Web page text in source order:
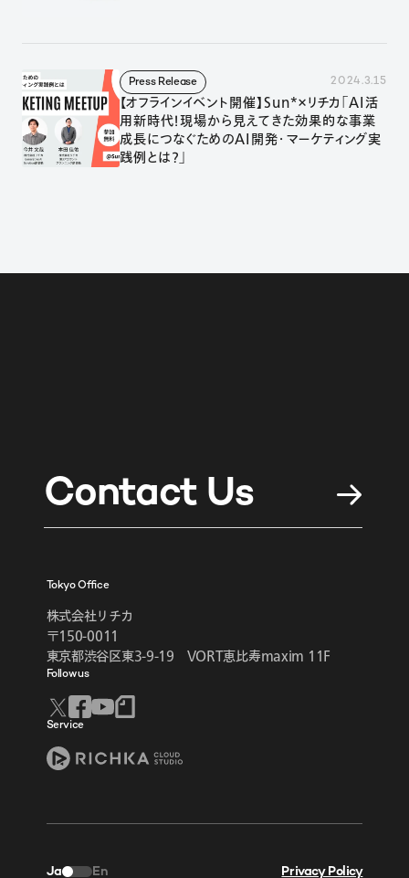
Press Release 2024.3.15
【オフラインイベント開催】Sun*×リチカ「AI活
用新時代！現場から見えてきた効果的な事業
成長につなぐためのAI開発・マーケティング実
践例とは？」
Contact Us
Tokyo Office
株式会社リチカ
〒150-0011
東京都渋谷区東3-9-19 VORT恵比寿maxim 11F
Follow us
Service
Ja En Privacy Policy